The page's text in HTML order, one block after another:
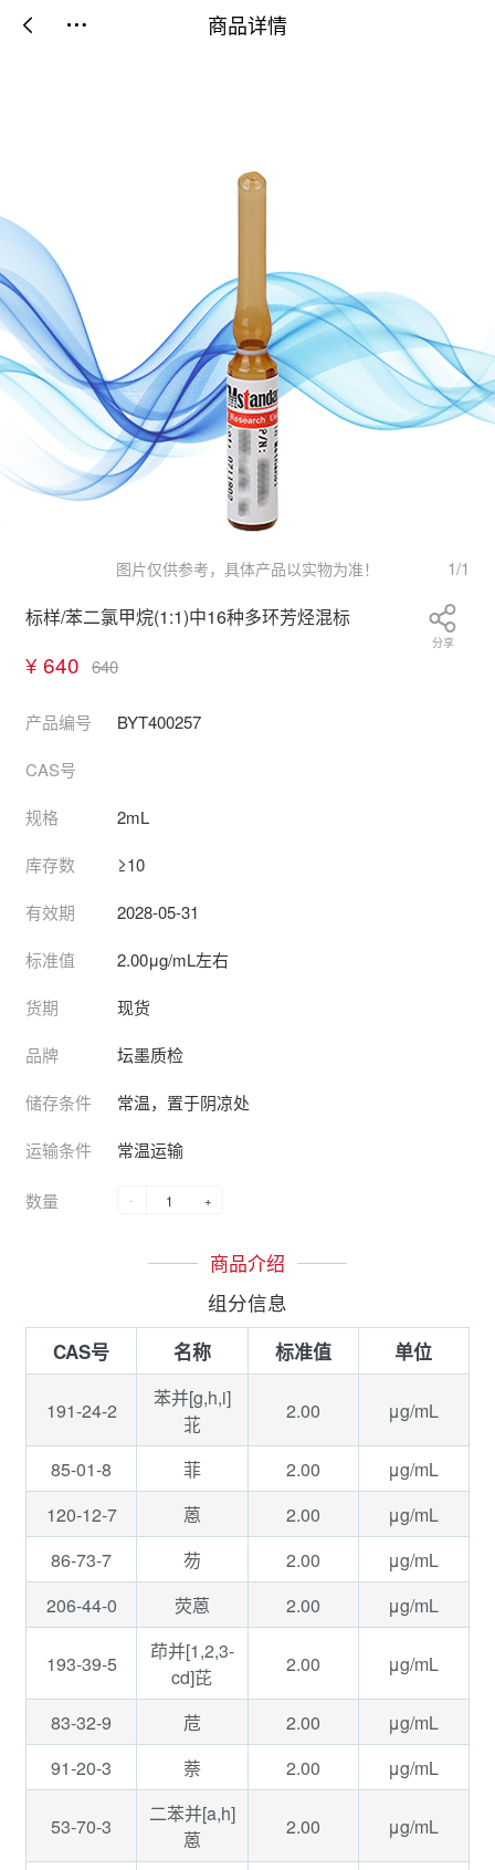
商品详情
 
图片仅供参考，具体产品以实物为准！ 1/1
标样/苯二氯甲烷(1:1)中16种多环芳烃混标
¥ 640 640
分享
产品编号 BYT400257
CAS号
规格 2mL
库存数 ≥10
有效期 2028-05-31
标准值 2.00μg/mL左右
货期 现货
品牌 坛墨质检
储存条件 常温，置于阴凉处
运输条件 常温运输
数量 - +
商品介绍
组分信息
CAS号 名称 标准值 单位
191-24-2
苯并[g,h,i]
苝
2.00 μg/mL
85-01-8 菲 2.00
μg/mL
120-12-7
蒽 2.00
μg/mL
86-73-7
芴 2.00
μg/mL
206-44-0
荧蒽 2.00 μg/mL
193-39-5
茚并[1,2,3-
cd]芘
2.00 μg/mL
83-32-9 苊 2.00
μg/mL
91-20-3
萘 2.00 μg/mL
53-70-3
二苯并[a,h]
蒽
2.00 μg/mL